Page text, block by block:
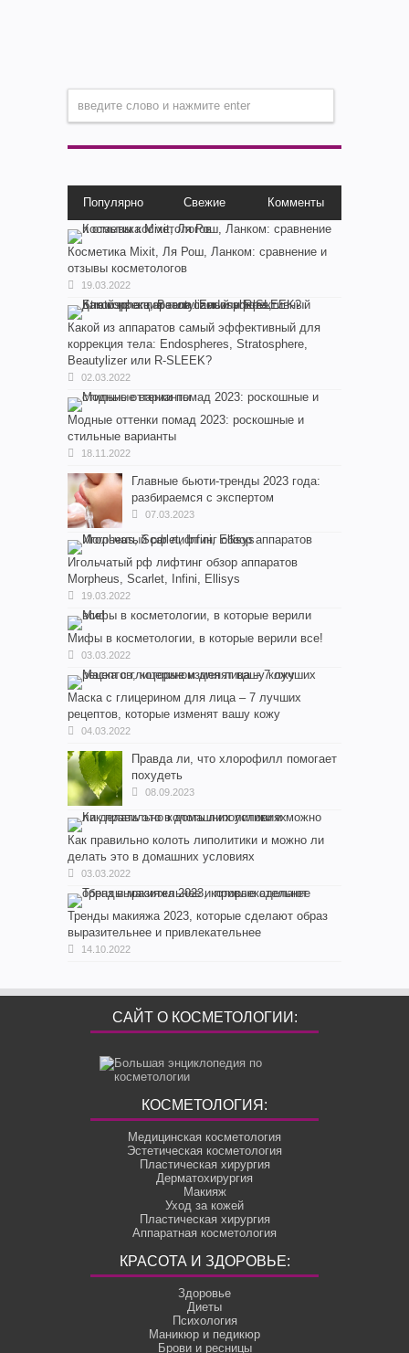
Популярно Свежие Комменты
Косметика Мixit, Ля Рош, Ланком: сравнение и
отзывы косметологов
19.03.2022
Какой из аппаратов самый эффективный для
коррекция тела: Endospheres, Stratosphere,
Beautylizer или R-SLEEK?
02.03.2022
Модные оттенки помад 2023: роскошные и
стильные варианты
18.11.2022
Главные бьюти-тренды 2023 года:
разбираемся с экспертом
07.03.2023
Игольчатый рф лифтинг обзор аппаратов
Morpheus, Scarlet, Infini, Ellisys
19.03.2022
Мифы в косметологии, в которые верили все!
03.03.2022
Маска с глицерином для лица – 7 лучших
рецептов, которые изменят вашу кожу
04.03.2022
Правда ли, что хлорофилл помогает
похудеть
08.09.2023
Как правильно колоть липолитики и можно ли
делать это в домашних условиях
03.03.2022
Тренды макияжа 2023, которые сделают образ
выразительнее и привлекательнее
14.10.2022
САЙТ О КОСМЕТОЛОГИИ:
КОСМЕТОЛОГИЯ:
Медицинская косметология
Эстетическая косметология
Пластическая хирургия
Дерматохирургия
Макияж
Уход за кожей
Пластическая хирургия
Аппаратная косметология
КРАСОТА И ЗДОРОВЬЕ:
Здоровье
Диеты
Психология
Маникюр и педикюр
Брови и ресницы